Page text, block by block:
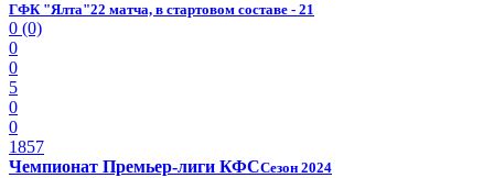
ГФК "Ялта"22 матча, в стартовом составе - 21
0 (0)
0
0
5
0
0
1857
Чемпионат Премьер-лиги КФССезон 2024